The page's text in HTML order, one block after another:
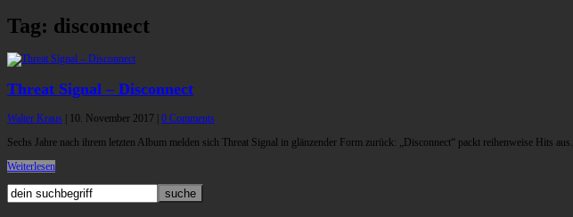
Tag: disconnect
Threat Signal – Disconnect
Walter Kraus 10. November 2017 0 Comments
Sechs Jahre nach ihrem letzten Album melden sich Threat Signal in glänzender Form zurück: „Disconnect“ packt reihenweise Hits aus.
Weiterlesen